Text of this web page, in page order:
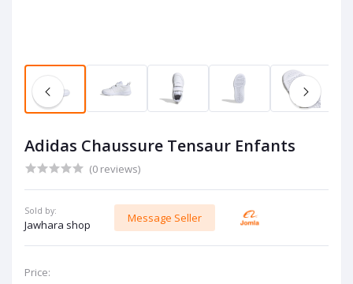
Adidas Chaussure Tensaur Enfants
(0 reviews)
Sold by:
Jawhara shop
Message Seller
Price: